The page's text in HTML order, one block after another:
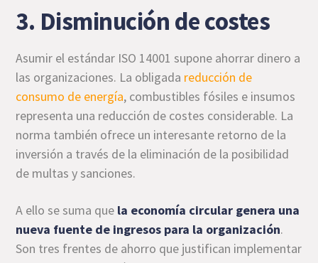
3. Disminución de costes
Asumir el estándar ISO 14001 supone ahorrar dinero a
las organizaciones. La obligada reducción de
consumo de energía, combustibles fósiles e insumos
representa una reducción de costes considerable. La
norma también ofrece un interesante retorno de la
inversión a través de la eliminación de la posibilidad
de multas y sanciones.
A ello se suma que la economía circular genera una
nueva fuente de ingresos para la organización.
Son tres frentes de ahorro que justifican implementar